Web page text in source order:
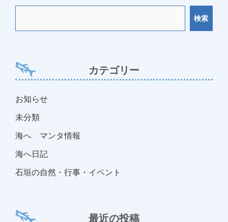
ョ
検索
カテゴリー
お知らせ
未分類
海へ マンタ情報
海へ日記
石垣の自然・行事・イベント
最近の投稿